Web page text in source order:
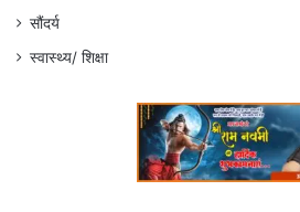
सौंदर्य
स्वास्थ्य/ शिक्षा